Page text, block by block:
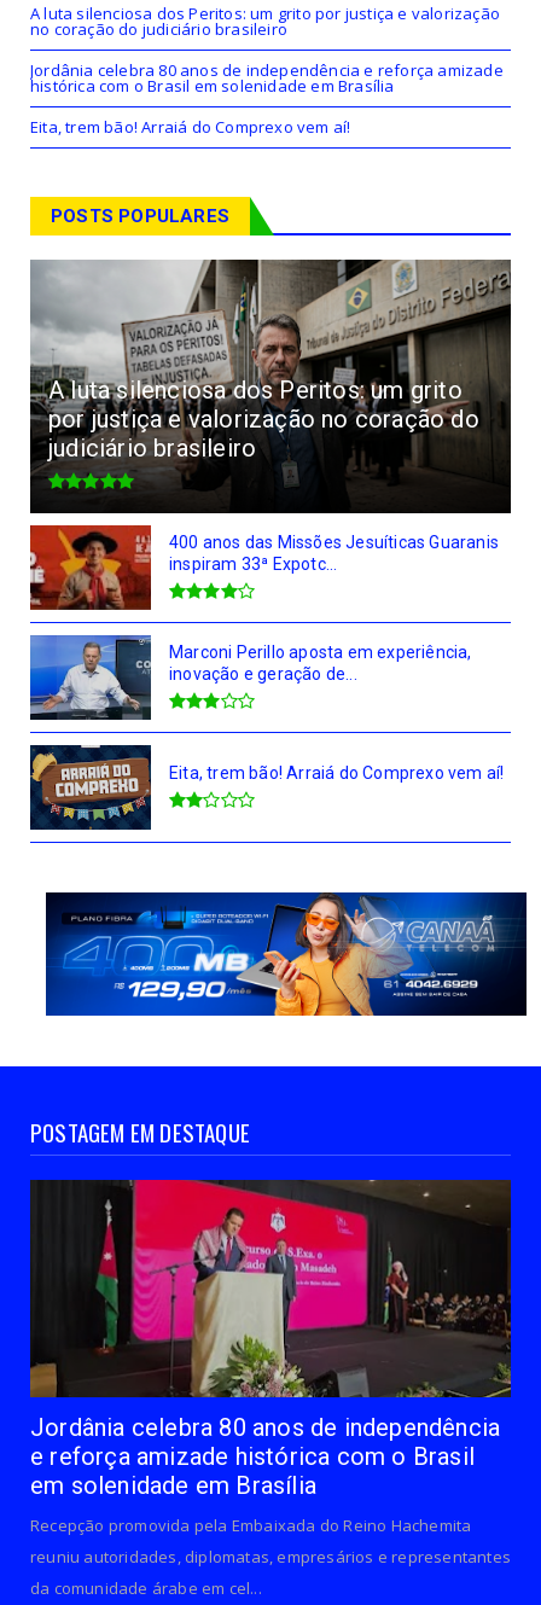
A luta silenciosa dos Peritos: um grito por justiça e valorização
no coração do judiciário brasileiro
Jordânia celebra 80 anos de independência e reforça amizade
histórica com o Brasil em solenidade em Brasília
Eita, trem bão! Arraiá do Comprexo vem aí!
POSTS POPULARES
A luta silenciosa dos Peritos: um grito
por justiça e valorização no coração do
judiciário brasileiro
400 anos das Missões Jesuíticas Guaranis
inspiram 33ª Expotc...
Marconi Perillo aposta em experiência,
inovação e geração de...
Eita, trem bão! Arraiá do Comprexo vem aí!
POSTAGEM EM DESTAQUE
Jordânia celebra 80 anos de independência
e reforça amizade histórica com o Brasil
em solenidade em Brasília
Recepção promovida pela Embaixada do Reino Hachemita
reuniu autoridades, diplomatas, empresários e representantes
da comunidade árabe em cel...